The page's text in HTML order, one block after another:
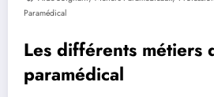
Paramédical
Les différents métiers
paramédical